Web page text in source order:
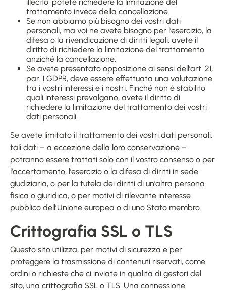
trattamento invece della cancellazione.
Se non abbiamo più bisogno dei vostri dati
personali, ma voi ne avete bisogno per l’esercizio, la
difesa o la rivendicazione di diritti legali, avete il
diritto di richiedere la limitazione del trattamento
anziché la cancellazione.
Se avete presentato opposizione ai sensi dell’art. 21,
par. 1 GDPR, deve essere effettuata una valutazione
tra i vostri interessi e i nostri. Finché non è stabilito
quali interessi prevalgano, avete il diritto di
richiedere la limitazione del trattamento dei vostri
dati personali.
Se avete limitato il trattamento dei vostri dati personali,
tali dati – a eccezione della loro conservazione –
potranno essere trattati solo con il vostro consenso o per
l’accertamento, l’esercizio o la difesa di diritti in sede
giudiziaria, o per la tutela dei diritti di un’altra persona
fisica o giuridica, o per motivi di rilevante interesse
pubblico dell’Unione europea o di uno Stato membro.
Crittografia SSL o TLS
Questo sito utilizza, per motivi di sicurezza e per
proteggere la trasmissione di contenuti riservati, come
ordini o richieste che ci inviate in qualità di gestori del
sito, una crittografia SSL o TLS. Una connessione